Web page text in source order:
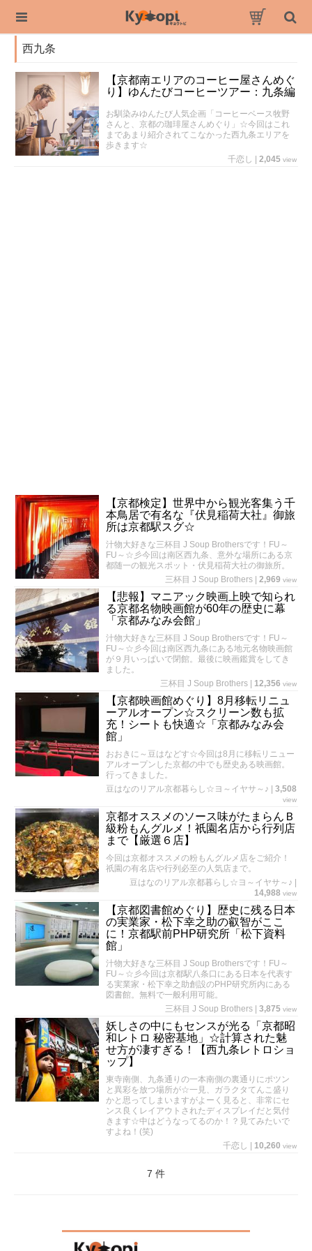
西九条
【京都南エリアのコーヒー屋さんめぐ
り】ゆんたびコーヒーツアー：九条編
お馴染みゆんたび人気企画「コーヒーベース牧野
さんと、京都の珈琲屋さんめぐり」☆今回はこれ
まであまり紹介されてこなかった西九条エリアを
歩きます☆
千恋し
2,045 view
【京都検定】世界中から観光客集う千
本鳥居で有名な『伏見稲荷大社』御旅
所は京都駅スグ☆
汁物大好きな三杯目 J Soup Brothersです！FU～
FU～☆彡今回は南区西九条、意外な場所にある京
都随一の観光スポット・伏見稲荷大社の御旅所。
三杯目 J Soup Brothers
2,969 view
【悲報】マニアック映画上映で知られ
る京都名物映画館が60年の歴史に幕
「京都みなみ会館」
汁物大好きな三杯目 J Soup Brothersです！FU～
FU～☆彡今回は南区西九条にある地元名物映画館
が９月いっぱいで閉館。最後に映画鑑賞をしてき
ました。
三杯目 J Soup Brothers
12,356 view
【京都映画館めぐり】8月移転リニュ
ーアルオープン☆スクリーン数も拡
充！シートも快適☆「京都みなみ会
館」
おおきに～豆はなどす☆今回は8月に移転リニュー
アルオープンした京都の中でも歴史ある映画館。
行ってきました。
豆はなのリアル京都暮らし☆ヨ～イヤサ～♪
3,508
view
京都オススメのソース味がたまらんＢ
級粉もんグルメ！祇園名店から行列店
まで【厳選６店】
今回は京都オススメの粉もんグルメ店をご紹介！
祇園の有名店や行列必至の人気店まで。
豆はなのリアル京都暮らし☆ヨ～イヤサ～♪
14,988 view
【京都図書館めぐり】歴史に残る日本
の実業家・松下幸之助の叡智がここ
に！京都駅前PHP研究所「松下資料
館」
汁物大好きな三杯目 J Soup Brothersです！FU～
FU～☆彡今回は京都駅八条口にある日本を代表す
る実業家・松下幸之助創設のPHP研究所内にある
図書館。無料で一般利用可能。
三杯目 J Soup Brothers
3,875 view
妖しさの中にもセンスが光る「京都昭
和レトロ 秘密基地」☆計算された魅
せ方が凄すぎる！【西九条レトロショ
ップ】
東寺南側、九条通りの一本南側の裏通りにポツン
と異彩を放つ場所が☆一見、ガラクタてんこ盛り
かと思ってしまいますがよーく見ると、非常にセ
ンス良くレイアウトされたディスプレイだと気付
きます☆中はどうなってるのか！？見てみたいで
すよね！(笑)
千恋し
10,260 view
7 件